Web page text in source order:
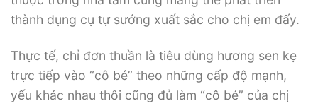
thành dụng cụ tự sướng xuất sắc cho chị em đấy.
Thực tế, chỉ đơn thuần là tiêu dùng hương sen kẹ
trực tiếp vào “cô bé” theo những cấp độ mạnh,
yếu khác nhau thôi cũng đủ làm “cô bé” của chị